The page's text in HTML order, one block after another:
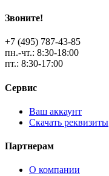
Звоните!
+7 (495) 787-43-85
пн.-чт.: 8:30-18:00
пт.: 8:30-17:00
Сервис
Ваш аккаунт
Скачать реквизиты
Партнерам
О компании